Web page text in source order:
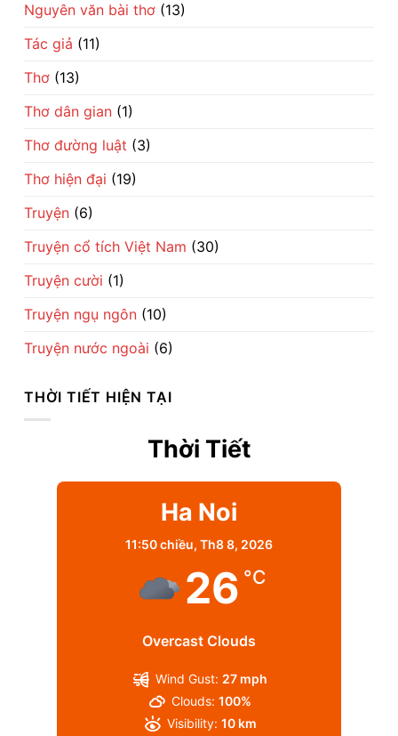
Nguyên văn bài thơ (13)
Tác giả (11)
Thơ (13)
Thơ dân gian (1)
Thơ đường luật (3)
Thơ hiện đại (19)
Truyện (6)
Truyện cổ tích Việt Nam (30)
Truyện cười (1)
Truyện ngụ ngôn (10)
Truyện nước ngoài (6)
THỜI TIẾT HIỆN TẠI
Thời Tiết
Ha Noi
11:50 chiều, Th8 8, 2026
26 °C
Overcast Clouds
Wind Gust: 27 mph
Clouds: 100%
Visibility: 10 km